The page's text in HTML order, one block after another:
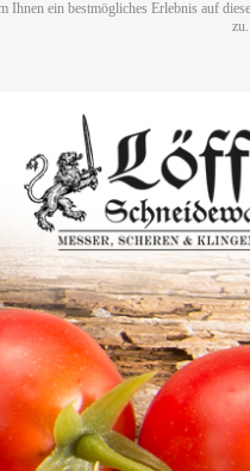
Ihnen ein bestmögliches Erlebnis auf